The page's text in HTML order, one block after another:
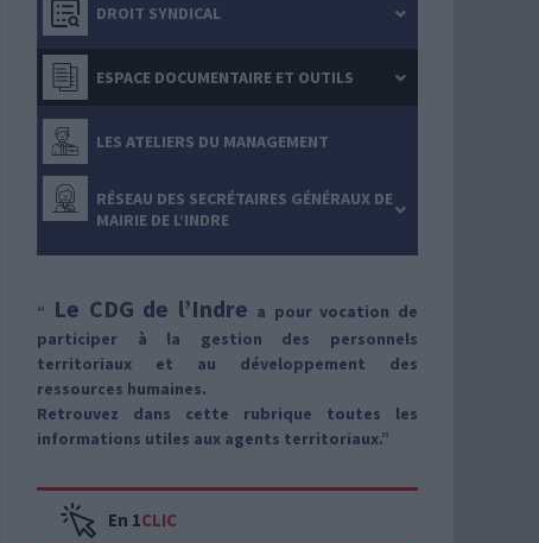
DROIT SYNDICAL
ESPACE DOCUMENTAIRE ET OUTILS
LES ATELIERS DU MANAGEMENT
RÉSEAU DES SECRÉTAIRES GÉNÉRAUX DE
MAIRIE DE L’INDRE
“ Le CDG de l’Indre a pour vocation de
participer à la gestion des personnels
territoriaux et au développement des
ressources humaines.
Retrouvez dans cette rubrique toutes les
informations utiles aux agents territoriaux.”
En 1CLIC